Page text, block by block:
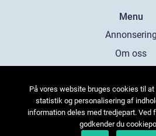
Menu
Annonsering
Om oss
Kontakta
Sitemap
På vores website bruges cookies til
statistik og personalisering af
information deles med tredjepart. Ved
godkender du